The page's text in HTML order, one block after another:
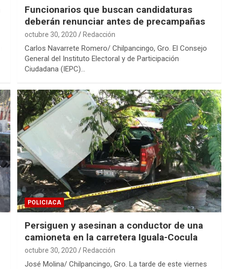
Funcionarios que buscan candidaturas
deberán renunciar antes de precampañas
octubre 30, 2020 Redacción
Carlos Navarrete Romero/ Chilpancingo, Gro. El Consejo
General del Instituto Electoral y de Participación
Ciudadana (IEPC)…
POLICIACA
Persiguen y asesinan a conductor de una
camioneta en la carretera Iguala-Cocula
octubre 30, 2020 Redacción
José Molina/ Chilpancingo, Gro. La tarde de este viernes